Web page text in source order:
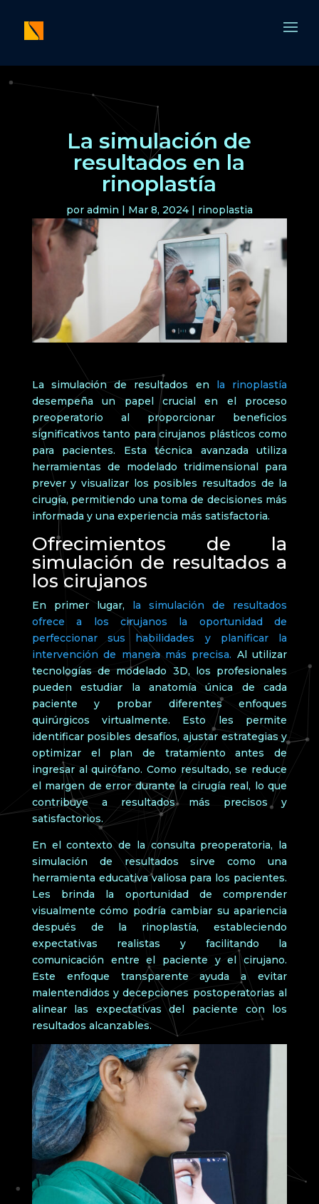
La simulación de
resultados en la
rinoplastía
por admin | Mar 8, 2024| rinoplastia
La simulación de resultados en la rinoplastía
desempeña un papel crucial en el proceso
preoperatorio al proporcionar beneficios
significativos tanto para cirujanos plásticos como
para pacientes. Esta técnica avanzada utiliza
herramientas de modelado tridimensional para
prever y visualizar los posibles resultados de la
cirugía, permitiendo una toma de decisiones más
informada y una experiencia más satisfactoria.
Ofrecimientos de la
simulación de resultados a
los cirujanos
En primer lugar, la simulación de resultados
ofrece a los cirujanos la oportunidad de
perfeccionar sus habilidades y planificar la
intervención de manera más precisa. Al utilizar
tecnologías de modelado 3D, los profesionales
pueden estudiar la anatomía única de cada
paciente y probar diferentes enfoques
quirúrgicos virtualmente. Esto les permite
identificar posibles desafíos, ajustar estrategias y
optimizar el plan de tratamiento antes de
ingresar al quirófano. Como resultado, se reduce
el margen de error durante la cirugía real, lo que
contribuye a resultados más precisos y
satisfactorios.
En el contexto de la consulta preoperatoria, la
simulación de resultados sirve como una
herramienta educativa valiosa para los pacientes.
Les brinda la oportunidad de comprender
visualmente cómo podría cambiar su apariencia
después de la rinoplastía, estableciendo
expectativas realistas y facilitando la
comunicación entre el paciente y el cirujano.
Este enfoque transparente ayuda a evitar
malentendidos y decepciones postoperatorias al
alinear las expectativas del paciente con los
resultados alcanzables.